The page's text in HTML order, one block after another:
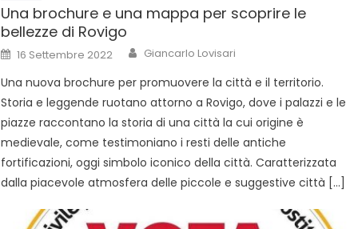
Una brochure e una mappa per scoprire le
bellezze di Rovigo
16 Settembre 2022 Giancarlo Lovisari
Una nuova brochure per promuovere la città e il territorio.
Storia e leggende ruotano attorno a Rovigo, dove i palazzi e le
piazze raccontano la storia di una città la cui origine è
medievale, come testimoniano i resti delle antiche
fortificazioni, oggi simbolo iconico della città. Caratterizzata
dalla piacevole atmosfera delle piccole e suggestive città […]